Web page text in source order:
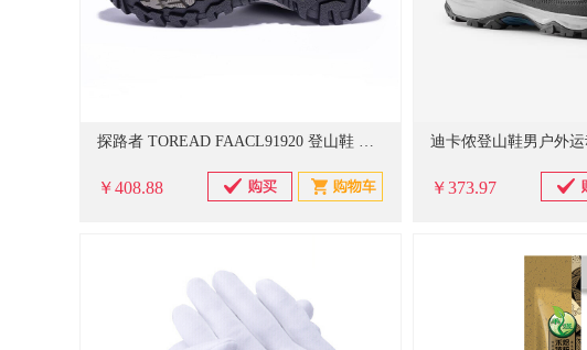
探路者 TOREAD FAACL91920 登山鞋 深灰
￥408.88 ￥373.97